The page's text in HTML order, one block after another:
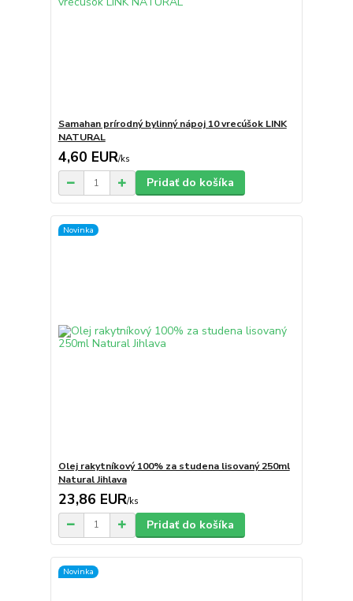
Samahan prírodný bylinný nápoj 10 vrecúšok LINK
NATURAL
4,60 EUR/ks
Pridať do košíka
Novinka
Olej rakytníkový 100% za studena lisovaný 250ml
Natural Jihlava
23,86 EUR/ks
Pridať do košíka
Novinka